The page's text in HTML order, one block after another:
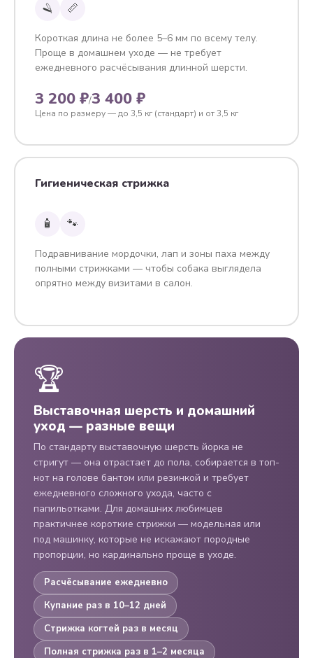
🪒 📏
Короткая длина не более 5–6 мм по всему телу.
Проще в домашнем уходе — не требует
ежедневного расчёсывания длинной шерсти.
3 200 ₽/3 400 ₽
Цена по размеру — до 3,5 кг (стандарт) и от 3,5 кг
Гигиеническая стрижка
🧴 🐾
Подравнивание мордочки, лап и зоны паха между
полными стрижками — чтобы собака выглядела
опрятно между визитами в салон.
🏆
Выставочная шерсть и домашний
уход — разные вещи
По стандарту выставочную шерсть йорка не
стригут — она отрастает до пола, собирается в топ-
нот на голове бантом или резинкой и требует
ежедневного сложного ухода, часто с
папильотками. Для домашних любимцев
практичнее короткие стрижки — модельная или
под машинку, которые не искажают породные
пропорции, но кардинально проще в уходе.
Расчёсывание ежедневно
Купание раз в 10–12 дней
Стрижка когтей раз в месяц
Полная стрижка раз в 1–2 месяца